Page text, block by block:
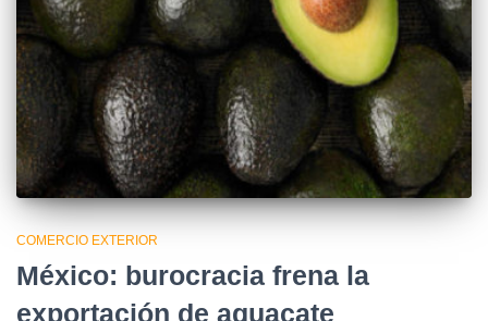
COMERCIO EXTERIOR
México: burocracia frena la
exportación de aguacate